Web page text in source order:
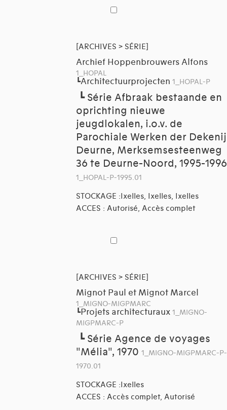
[ARCHIVES > SÉRIE]
Archief Hoppenbrouwers Alfons
1_HOPAL
┗Architectuurprojecten 1_HOPAL-P
┗ Série Afbraak bestaande en
oprichting nieuwe
jeugdlokalen, i.o.v. de
Parochiale Werken der Dekenij
Deurne, Merksemsesteenweg
36 te Deurne-Noord, 1995-1996
1_HOPAL-P-1995.01
STOCKAGE :Ixelles, Ixelles, Ixelles
ACCES : Autorisé, Accès complet
[ARCHIVES > SÉRIE]
Mignot Paul et Mignot Marcel
1_MIGNO-MIGPMARC
┗Projets architecturaux 1_MIGNO-
MIGPMARC-P
┗ Série Agence de voyages
"Mélia", 1970 1_MIGNO-MIGPMARC-P-
1970.01
STOCKAGE :Ixelles
ACCES : Accès complet, Autorisé